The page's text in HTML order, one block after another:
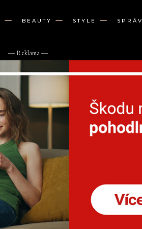
BEAUTY STYLE
― Reklama ―